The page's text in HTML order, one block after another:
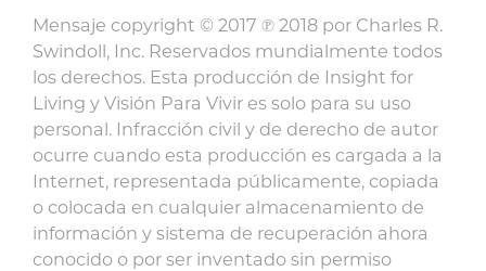
Mensaje copyright © 2017 ℗ 2018 por Charles R.
Swindoll, Inc. Reservados mundialmente todos
los derechos. Esta producción de Insight for
Living y Visión Para Vivir es solo para su uso
personal. Infracción civil y de derecho de autor
ocurre cuando esta producción es cargada a la
Internet, representada públicamente, copiada
o colocada en cualquier almacenamiento de
información y sistema de recuperación ahora
conocido o por ser inventado sin permiso